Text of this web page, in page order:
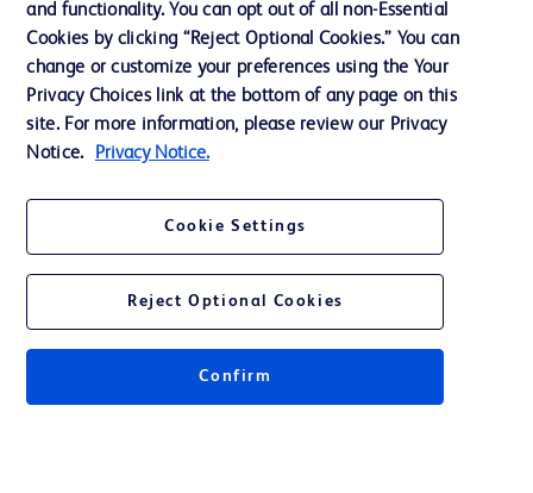
Nous contacter
Paramètres des cookies
Charte de Protection des Données Personnelles
Conditions d'utlisation
and functionality. You can opt out of all non-Essential
Cookies by clicking “Reject Optional Cookies.” You can
change or customize your preferences using the Your
Privacy Choices link at the bottom of any page on this
site. For more information, please review our Privacy
Notice.
Privacy Notice.
Cookie Settings
Reject Optional Cookies
Confirm